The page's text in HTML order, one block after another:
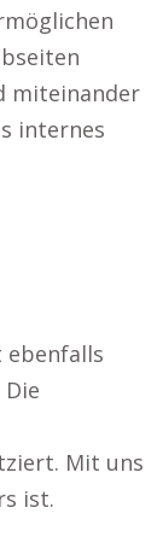
miteinander
internes
Mit uns
ist.